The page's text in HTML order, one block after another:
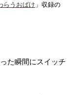
らうおばけ 」収録の
た瞬間にスイッチ